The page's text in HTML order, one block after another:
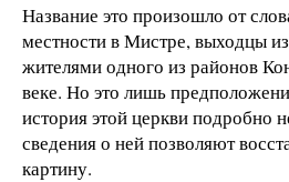
Название это произошло от
местности в Мистре, выходцы
жителями одного из районов
веке. Но это лишь
история этой церкви подробно
сведения о ней позволяют
картину.